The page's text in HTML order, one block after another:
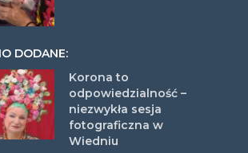
DODANE:
Korona to
odpowiedzialność –
niezwykła sesja
fotograficzna w
Wiedniu